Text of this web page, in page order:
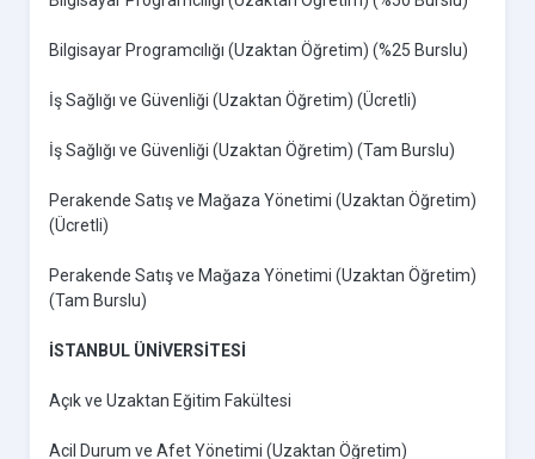
Bilgisayar Programcılığı (Uzaktan Öğretim) (%25 Burslu)
İş Sağlığı ve Güvenliği (Uzaktan Öğretim) (Ücretli)
İş Sağlığı ve Güvenliği (Uzaktan Öğretim) (Tam Burslu)
Perakende Satış ve Mağaza Yönetimi (Uzaktan Öğretim)
(Ücretli)
Perakende Satış ve Mağaza Yönetimi (Uzaktan Öğretim)
(Tam Burslu)
İSTANBUL ÜNİVERSİTESİ
Açık ve Uzaktan Eğitim Fakültesi
Acil Durum ve Afet Yönetimi (Uzaktan Öğretim)